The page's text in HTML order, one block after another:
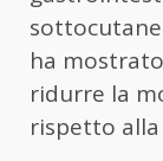
ha
ridurre la
rispetto